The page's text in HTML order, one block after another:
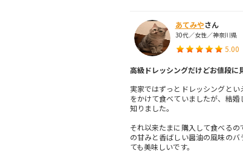
あてみやさん
30代／女性／神奈川県
5.00
高級ドレッシングだけどお値段に
実家ではずっとドレッシングと
をかけて食べていましたが、結
知りました。
それ以来たまに購入して食べる
の甘みと香ばしい醤油の風味の
ても美味しいです。